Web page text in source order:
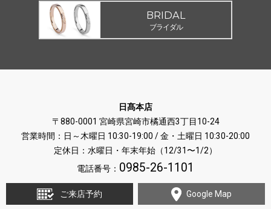
BRIDAL
ブライダル
日髙本店
〒880-0001 宮崎県宮崎市橘通西3丁目10-24
営業時間：日～木曜日 10:30-19:00 / 金・土曜日 10:30-20:00
定休日：水曜日・年末年始（12/31〜1/2）
電話番号： 0985-26-1101
ご来店予約 Google Map